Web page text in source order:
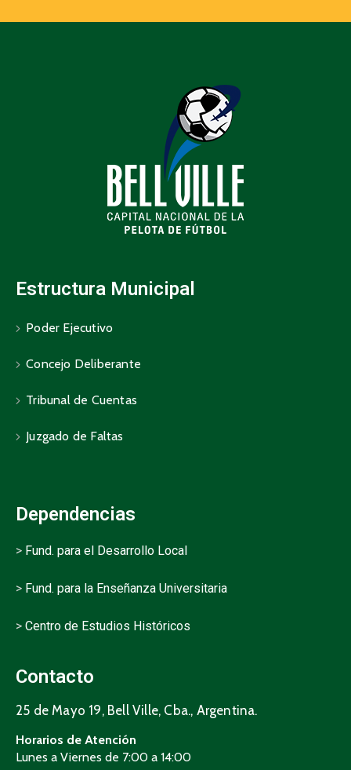
Estructura Municipal
Poder Ejecutivo
Concejo Deliberante
Tribunal de Cuentas
Juzgado de Faltas
Dependencias
> Fund. para el Desarrollo Local
> Fund. para la Enseñanza Universitaria
> Centro de Estudios Históricos
Contacto
25 de Mayo 19, Bell Ville, Cba., Argentina.
Horarios de Atención
Lunes a Viernes de 7:00 a 14:00